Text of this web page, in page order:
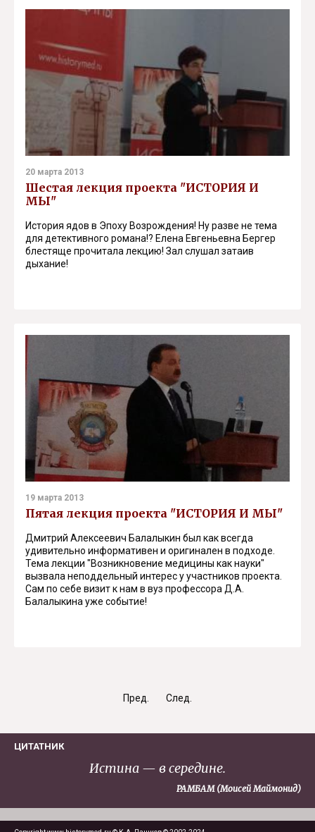
20 марта 2013
Шестая лекция проекта "ИСТОРИЯ И
МЫ"
История ядов в Эпоху Возрождения! Ну разве не тема
для детективного романа!? Елена Евгеньевна Бергер
блестяще прочитала лекцию! Зал слушал затаив
дыхание!
19 марта 2013
Пятая лекция проекта "ИСТОРИЯ И МЫ"
Дмитрий Алексеевич Балалыкин был как всегда
удивительно информативен и оригинален в подходе.
Тема лекции "Возникновение медицины как науки"
вызвала неподдельный интерес у участников проекта.
Сам по себе визит к нам в вуз профессора Д.А.
Балалыкина уже событие!
Пред. След.
ЦИТАТНИК
Истина — в середине.
РАМБАМ (Моисей Маймонид)